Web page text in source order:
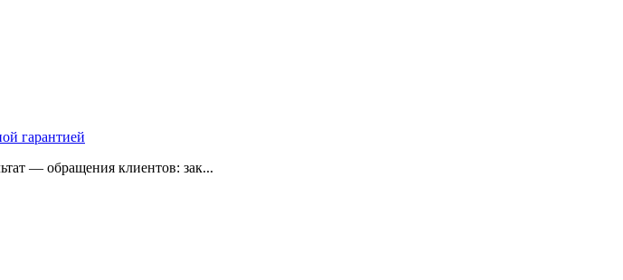
гарантией
— обращения клиентов: зак...